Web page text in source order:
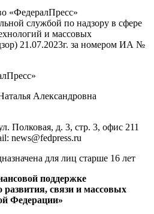
«ФедералПресс»
службой по надзору в сфере
и массовых
21.07.2023г. за номером ИА №
Александровна
Полковая, д. 3, стр. 3, офис 211
news@fedpress.ru
для лиц старше 16 лет
поддержке
связи и массовых
Федерации»